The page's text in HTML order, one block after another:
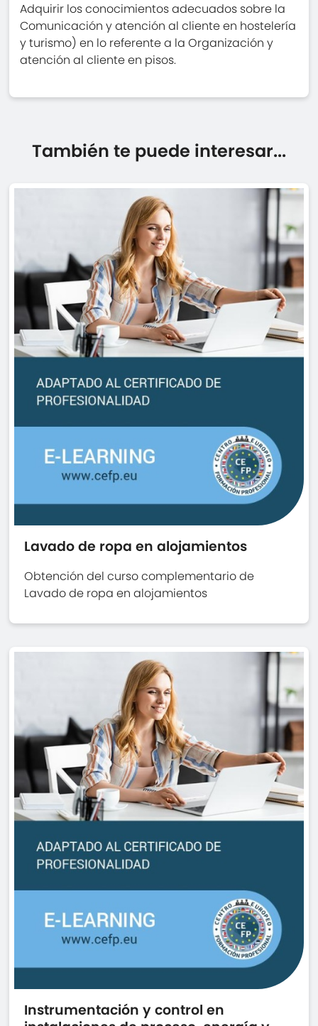
Adquirir los conocimientos adecuados sobre la
Comunicación y atención al cliente en hostelería
y turismo) en lo referente a la Organización y
atención al cliente en pisos.
También te puede interesar...
Lavado de ropa en alojamientos
Obtención del curso complementario de
Lavado de ropa en alojamientos
Instrumentación y control en